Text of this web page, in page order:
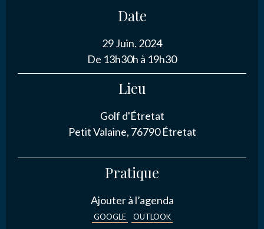
Date
29 Juin. 2024
De 13h30h à 19h30
Lieu
Golf d'Étretat
Petit Valaine, 76790 Étretat
Pratique
Ajouter à l’agenda
GOOGLE OUTLOOK
NOS PARTENAIRES
NOUS CONTACTER
J’autorise l'association ASS SPORTIVE GOLF
ETRETAT à enregistrer mes données.